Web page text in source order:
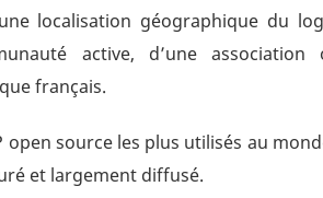
localisation géographique du
active, d’une
français.
open source les plus utilisés au
et largement diffusé.